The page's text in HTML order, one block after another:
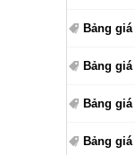
Bảng
Bảng giá
Bảng
Bảng